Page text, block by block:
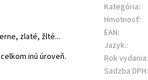
zlaté, žlté...
inú úroveň.
Kategória:
Hmotnosť:
EAN:
Jazyk::
Rok vydania:
Sadzba DPH: